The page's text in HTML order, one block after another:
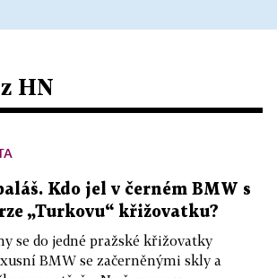
HN
Kdo jel v černém BMW s
„Turkovu“ křižovatku?
se do jedné pražské křižovatky
BMW se začerněnými skly a